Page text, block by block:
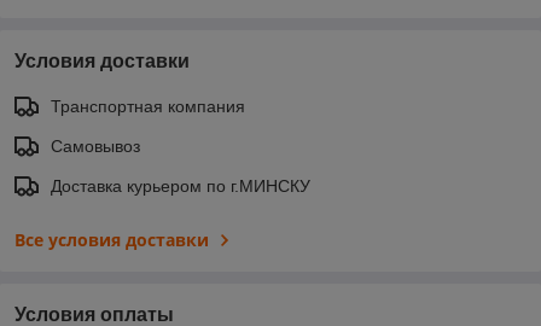
Условия доставки
Транспортная компания
Самовывоз
Доставка курьером по г.МИНСКУ
Все условия доставки
Условия оплаты